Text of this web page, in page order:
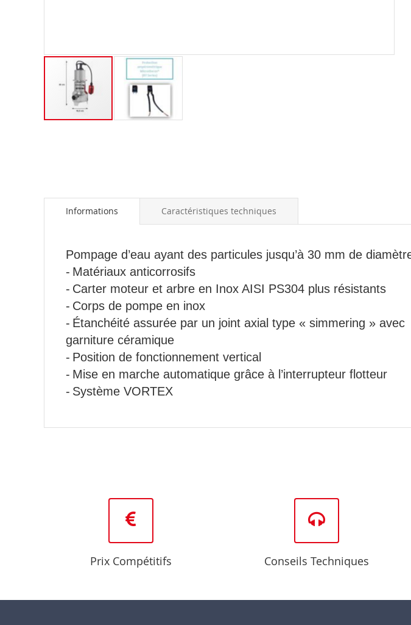
images
galleryInformations
Pompage d’eau ayant des particules jusqu’à 30 mm de
- Matériaux anticorrosifs
- Carter moteur et arbre en Inox AISI PS304 plus résistants
- Corps de pompe en inox
- Étanchéité assurée par un joint axial type « simmering » avec
garniture céramique
- Position de fonctionnement vertical
- Mise en marche automatique grâce à l’interrupteur flotteur
- Système VORTEX
Caractéristiques techniques
Prix Compétitifs Conseils Techniques